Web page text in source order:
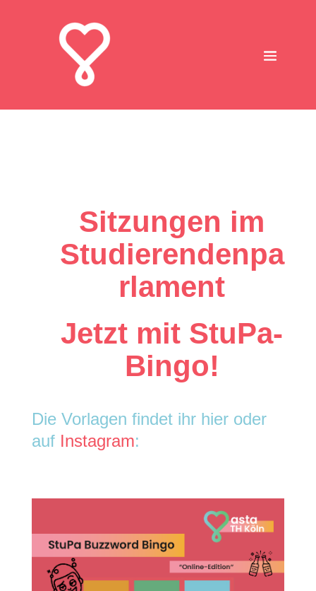
Sitzungen im
Studierendenpa
rlament
Jetzt mit StuPa-
Bingo!
Die Vorlagen findet ihr hier oder
auf Instagram: